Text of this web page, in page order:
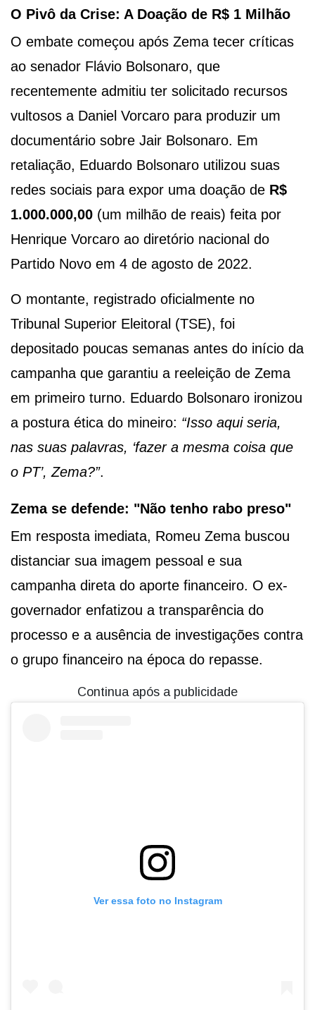
O Pivô da Crise: A Doação de R$ 1 Milhão
O embate começou após Zema tecer críticas
ao senador Flávio Bolsonaro, que
recentemente admitiu ter solicitado recursos
vultosos a Daniel Vorcaro para produzir um
documentário sobre Jair Bolsonaro. Em
retaliação, Eduardo Bolsonaro utilizou suas
redes sociais para expor uma doação de R$
1.000.000,00 (um milhão de reais) feita por
Henrique Vorcaro ao diretório nacional do
Partido Novo em 4 de agosto de 2022.
O montante, registrado oficialmente no
Tribunal Superior Eleitoral (TSE), foi
depositado poucas semanas antes do início da
campanha que garantiu a reeleição de Zema
em primeiro turno. Eduardo Bolsonaro ironizou
a postura ética do mineiro: “Isso aqui seria,
nas suas palavras, ‘fazer a mesma coisa que
o PT’, Zema?”.
Zema se defende: "Não tenho rabo preso"
Em resposta imediata, Romeu Zema buscou
distanciar sua imagem pessoal e sua
campanha direta do aporte financeiro. O ex-
governador enfatizou a transparência do
processo e a ausência de investigações contra
o grupo financeiro na época do repasse.
Continua após a publicidade
Ver essa foto no Instagram